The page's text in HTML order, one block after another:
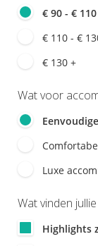
€ 90 - € 110
€ 110 - €
€ 130 +
Wat voor
Luxe
Wat vinden
Highlights